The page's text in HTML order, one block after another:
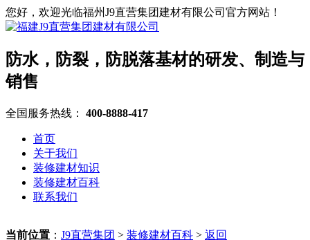
您好，欢迎光临福州J9直营集团建材有限公司官方网站！
防水，防裂，防脱落基材的研发、制造与
销售
全国服务热线： 400-8888-417
首页
关于我们
装修建材知识
装修建材百科
联系我们
当前位置 ： J9直营集团 > 装修建材百科 > 返回